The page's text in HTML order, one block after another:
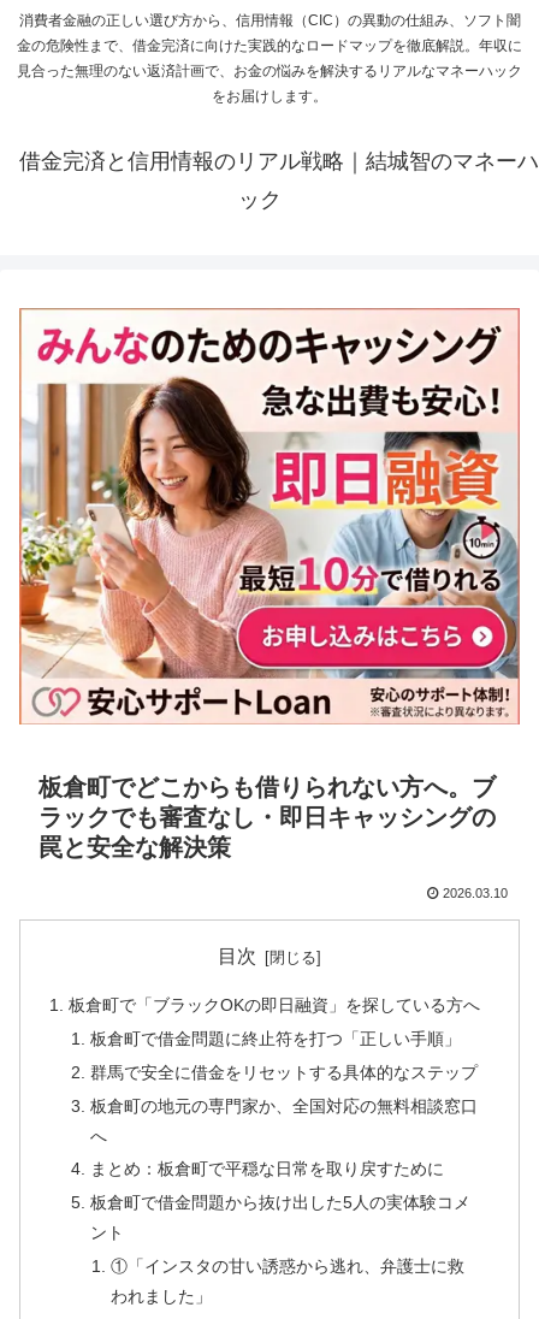
消費者金融の正しい選び方から、信用情報（CIC）の異動の仕組み、ソフト闇
金の危険性まで、借金完済に向けた実践的なロードマップを徹底解説。年収に
見合った無理のない返済計画で、お金の悩みを解決するリアルなマネーハック
をお届けします。
借金完済と信用情報のリアル戦略｜結城智のマネーハ
ック
板倉町でどこからも借りられない方へ。ブ
ラックでも審査なし・即日キャッシングの
罠と安全な解決策
2026.03.10
目次
板倉町で「ブラックOKの即日融資」を探している方へ
板倉町で借金問題に終止符を打つ「正しい手順」
群馬で安全に借金をリセットする具体的なステップ
板倉町の地元の専門家か、全国対応の無料相談窓口
へ
まとめ：板倉町で平穏な日常を取り戻すために
板倉町で借金問題から抜け出した5人の実体験コメ
ント
①「インスタの甘い誘惑から逃れ、弁護士に救
われました」